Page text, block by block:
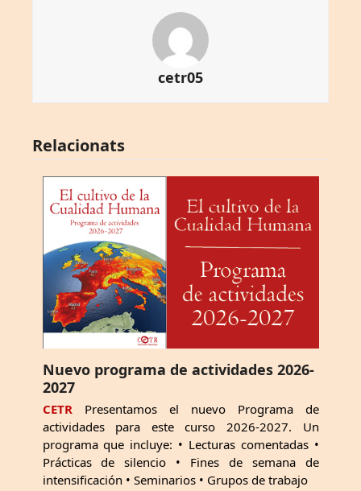
cetr05
Relacionats
Nuevo programa de actividades 2026-
2027
CETRPresentamos el nuevo Programa de
actividades para este curso 2026-2027. Un
programa que incluye: • Lecturas comentadas •
Prácticas de silencio • Fines de semana de
intensificación • Seminarios • Grupos de trabajo